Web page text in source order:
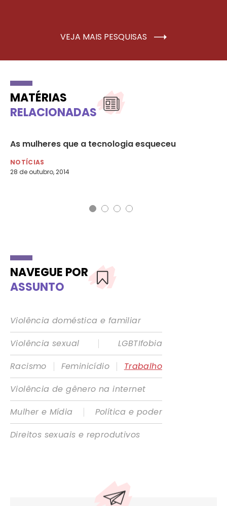
VEJA MAIS PESQUISAS
MATÉRIAS
RELACIONADAS
As mulheres que a tecnologia esqueceu
NOTÍCIAS
28 de outubro, 2014
NAVEGUE POR
ASSUNTO
Violência doméstica e familiar
Violência sexual
|
LGBTIfobia
Racismo
| Feminicídio |
Trabalho
Violência de gênero na internet
Mulher e Mídia
|
Política e poder
Direitos sexuais e reprodutivos